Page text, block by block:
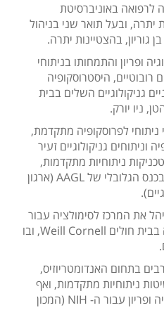
לרפואה באוניברסיטת
יתרה, ובעל תואר שני בניהול
גוריון, בהצטיינות יתרה.
ופריון והתמחותו בניתוחי
רובוטיים, היסטרוסקופיה
גניקולוגיים השלים בבית
ניתוחי לפרוסקופיה מתקדמת,
וניתוחים גניקולוגיים זעיר
ניתוחיות מתקדמות,
אודותיהן הוא מרצה מדי שנה בכנס הגלובלי של AAGL (ארגון
את המרכז לסימולציה עבור
תוכנית ההתמחות בגניקולוגיה בבית חולים Weill Cornell, ובו
בתחום האנדומטריוזיס,
ניתוחיות מתקדמות, ואף
שימוש כחוקר בתחום גניקולוגיה ופריון עבור ה- NIH (המכון